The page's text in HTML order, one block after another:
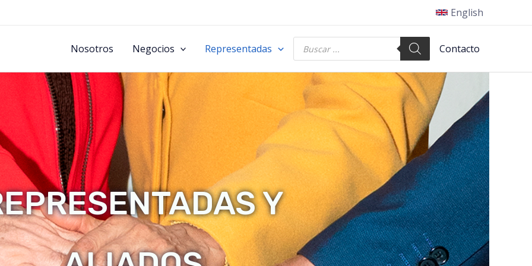
English
Nosotros Negocios Representadas
Búsqueda
productos
Contacto
Y